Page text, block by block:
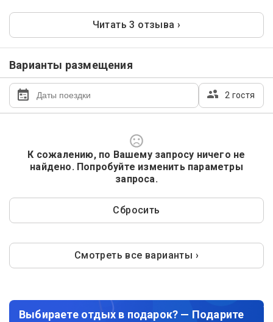
Читать 3 отзыва ›
Варианты размещения
2 гостя
К сожалению, по Вашему запросу ничего не
найдено. Попробуйте изменить параметры
запроса.
Сбросить
Смотреть все варианты ›
Выбираете отдых в подарок? — Подарите